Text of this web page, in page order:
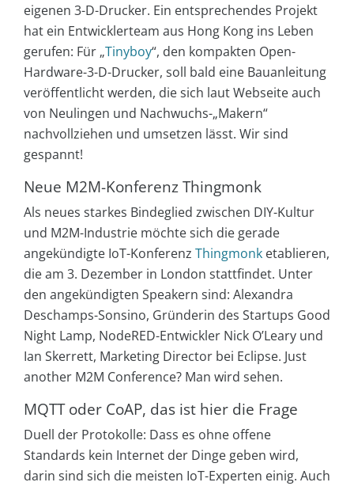
eigenen 3-D-Drucker. Ein entsprechendes Projekt
hat ein Entwicklerteam aus Hong Kong ins Leben
gerufen: Für „Tinyboy“, den kompakten Open-
Hardware-3-D-Drucker, soll bald eine Bauanleitung
veröffentlicht werden, die sich laut Webseite auch
von Neulingen und Nachwuchs-„Makern“
nachvollziehen und umsetzen lässt. Wir sind
gespannt!
Neue M2M-Konferenz Thingmonk
Als neues starkes Bindeglied zwischen DIY-Kultur
und M2M-Industrie möchte sich die gerade
angekündigte IoT-Konferenz Thingmonk etablieren,
die am 3. Dezember in London stattfindet. Unter
den angekündigten Speakern sind: Alexandra
Deschamps-Sonsino, Gründerin des Startups Good
Night Lamp, NodeRED-Entwickler Nick O’Leary und
Ian Skerrett, Marketing Director bei Eclipse. Just
another M2M Conference? Man wird sehen.
MQTT oder CoAP, das ist hier die Frage
Duell der Protokolle: Dass es ohne offene
Standards kein Internet der Dinge geben wird,
darin sind sich die meisten IoT-Experten einig. Auch